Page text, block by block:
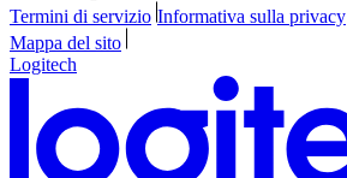
Termini di servizio Informativa sulla privacy
Mappa del sito
Logitech